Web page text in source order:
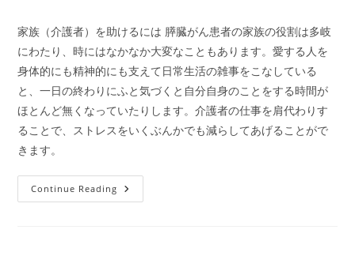
家族（介護者）を助けるには 膵臓がん患者の家族の役割は多岐
にわたり、時にはなかなか大変なこともあります。愛する人を
身体的にも精神的にも支えて日常生活の雑事をこなしている
と、一日の終わりにふと気づくと自分自身のことをする時間が
ほとんど無くなっていたりします。介護者の仕事を肩代わりす
ることで、ストレスをいくぶんかでも減らしてあげることがで
きます。
Continue Reading 介
護